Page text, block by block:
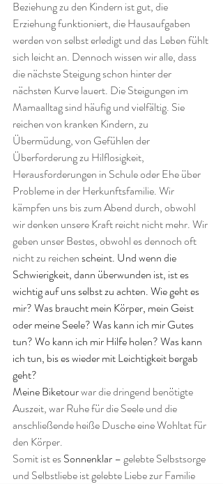
Beziehung zu den Kindern ist gut, die
Erziehung funktioniert, die Hausaufgaben
werden von selbst erledigt und das Leben fühlt
sich leicht an. Dennoch wissen wir alle, dass
die nächste Steigung schon hinter der
nächsten Kurve lauert. Die Steigungen im
Mamaalltag sind häufig und vielfältig. Sie
reichen von kranken Kindern, zu
Übermüdung, von Gefühlen der
Überforderung zu Hilflosigkeit,
Herausforderungen in Schule oder Ehe über
Probleme in der Herkunftsfamilie. Wir
kämpfen uns bis zum Abend durch, obwohl
wir denken unsere Kraft reicht nicht mehr. Wir
geben unser Bestes, obwohl es dennoch oft
nicht zu reichen scheint. Und wenn die
Schwierigkeit, dann überwunden ist, ist es
wichtig auf uns selbst zu achten. Wie geht es
mir? Was braucht mein Körper, mein Geist
oder meine Seele? Was kann ich mir Gutes
tun? Wo kann ich mir Hilfe holen? Was kann
ich tun, bis es wieder mit Leichtigkeit bergab
geht?
Meine Biketour war die dringend benötigte
Auszeit, war Ruhe für die Seele und die
anschließende heiße Dusche eine Wohltat für
den Körper.
Somit ist es Sonnenklar – gelebte Selbstsorge
und Selbstliebe ist gelebte Liebe zur Familie